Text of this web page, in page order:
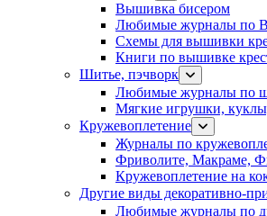
Вышивка бисером
Любимые журналы по
Схемы для вышивки
Книги по вышивке
Шитье, пэчворк
Любимые журналы по
Мягкие игрушки,
Кружевоплетение
Журналы по
Фриволите, Макраме,
Кружевоплетение на
Другие виды декоративно-
Любимые журналы по